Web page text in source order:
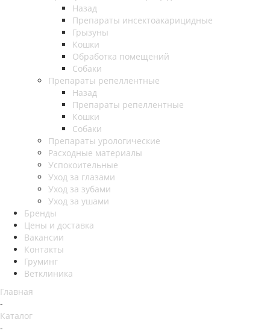
Назад
Препараты инсектоакарицидные
Грызуны
Кошки
Обработка помещений
Собаки
Препараты репеллентные
Назад
Препараты репеллентные
Кошки
Собаки
Препараты урологические
Расходные материалы
Успокоительные
Уход за глазами
Уход за зубами
Уход за ушами
Бренды
Цены и доставка
Вакансии
Контакты
Груминг
Ветклиника
Главная
-
Каталог
-